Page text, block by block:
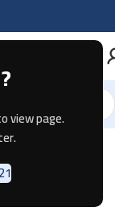
view page.